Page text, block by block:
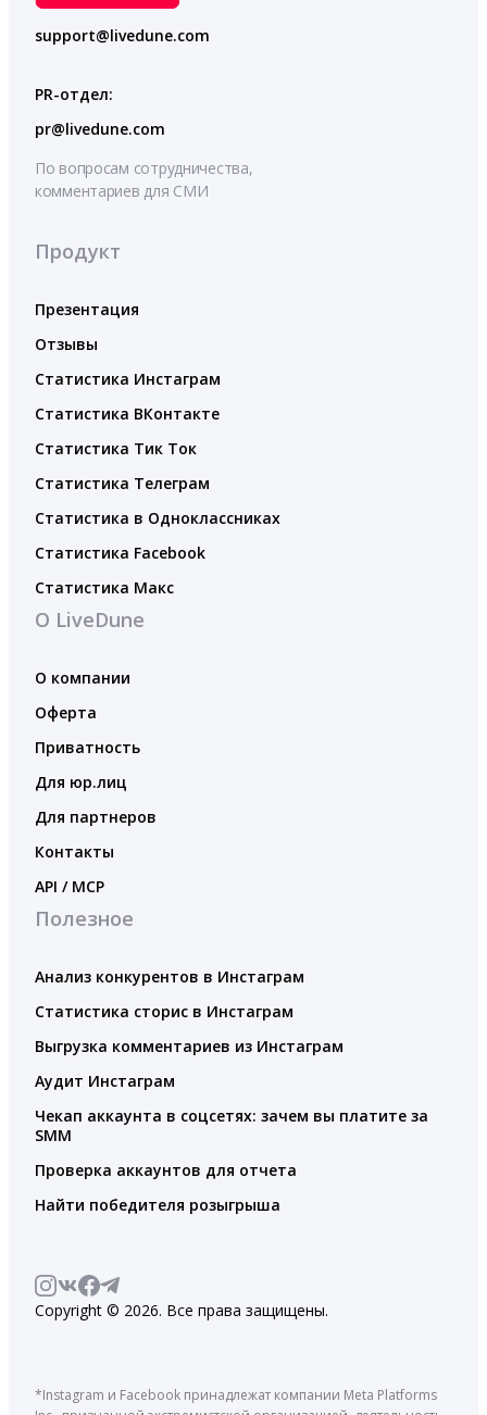
support@livedune.com
PR-отдел:
pr@livedune.com
По вопросам сотрудничества,
комментариев для СМИ
Продукт
Презентация
Отзывы
Статистика Инстаграм
Статистика ВКонтакте
Статистика Тик Ток
Статистика Телеграм
Статистика в Одноклассниках
Статистика Facebook
Статистика Макс
О LiveDune
О компании
Оферта
Приватность
Для юр.лиц
Для партнеров
Контакты
API / MCP
Полезное
Анализ конкурентов в Инстаграм
Статистика сторис в Инстаграм
Выгрузка комментариев из Инстаграм
Аудит Инстаграм
Чекап аккаунта в соцсетях: зачем вы платите за
SMM
Проверка аккаунтов для отчета
Найти победителя розыгрыша
Copyright © 2026. Все права защищены.
*Instagram и Facebook принадлежат компании Meta Platforms